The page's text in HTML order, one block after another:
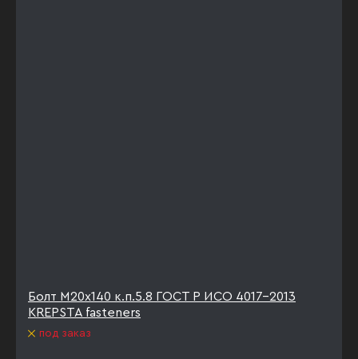
Болт М20х140 к.п.5.8 ГОСТ Р ИСО 4017-2013
KREPSTA fasteners
под заказ